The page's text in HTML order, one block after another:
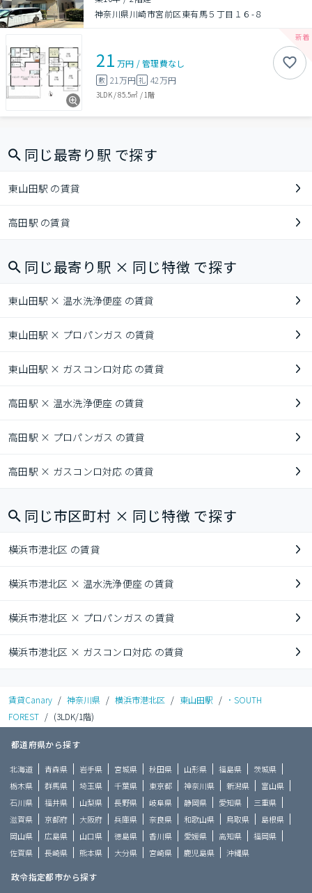
神奈川県川崎市宮前区東有馬５丁目１６-８
21 万円 /管理費なし
敷 21万円 礼 42万円
3LDK/85.5㎡ / 1階
同じ最寄り駅 で探す
東山田駅 の賃貸
高田駅 の賃貸
同じ最寄り駅 × 同じ特徴 で探す
東山田駅 × 温水洗浄便座 の賃貸
東山田駅 × プロパンガス の賃貸
東山田駅 × ガスコンロ対応 の賃貸
高田駅 × 温水洗浄便座 の賃貸
高田駅 × プロパンガス の賃貸
高田駅 × ガスコンロ対応 の賃貸
同じ市区町村 × 同じ特徴 で探す
横浜市港北区 の賃貸
横浜市港北区 × 温水洗浄便座 の賃貸
横浜市港北区 × プロパンガス の賃貸
横浜市港北区 × ガスコンロ対応 の賃貸
賃貸Canary / 神奈川県 / 横浜市港北区 / 東山田駅 / ･ SOUTH
FOREST / (3LDK/1階)
都道府県から探す
北海道 青森県 岩手県 宮城県 秋田県 山形県 福島県
茨城県
栃木県
群馬県 埼玉県 千葉県 東京都 神奈川県 新潟県
富山県
石川県
福井県 山梨県 長野県 岐阜県 静岡県 愛知県
三重県
滋賀県
京都府 大阪府 兵庫県 奈良県 和歌山県 鳥取県
島根県
岡山県
広島県 山口県 徳島県 香川県 愛媛県 高知県
福岡県
佐賀県
長崎県 熊本県 大分県 宮崎県 鹿児島県 沖縄県
政令指定都市から探す